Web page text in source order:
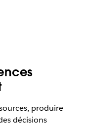
produire
décisions